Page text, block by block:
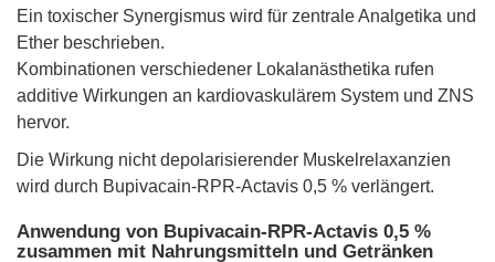
Ein toxischer Synergismus wird für zentrale Analgetika und
Ether beschrieben.
Kombinationen verschiedener Lokalanästhetika rufen
additive Wirkungen an kardiovaskulärem System und ZNS
hervor.
Die Wirkung nicht depolarisierender Muskelrelaxanzien
wird durch Bupivacain-RPR-Actavis 0,5 % verlängert.
Anwendung von Bupivacain-RPR-Actavis 0,5 %
zusammen mit Nahrungsmitteln und Getränken